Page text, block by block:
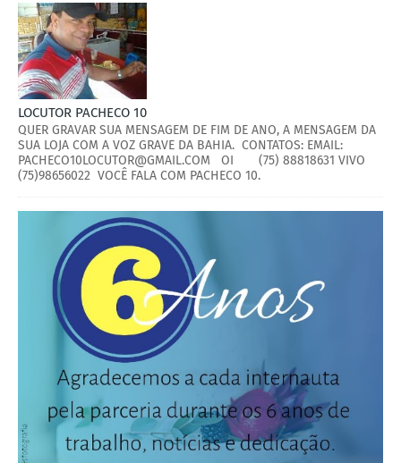
LOCUTOR PACHECO 10
QUER GRAVAR SUA MENSAGEM DE FIM DE ANO, A MENSAGEM DA
SUA LOJA COM A VOZ GRAVE DA BAHIA. CONTATOS: EMAIL:
PACHECO10LOCUTOR@GMAIL.COM OI (75) 88818631 VIVO
(75)98656022 VOCÊ FALA COM PACHECO 10.